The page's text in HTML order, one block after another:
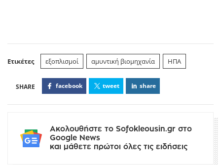
Ετικέτες εξοπλισμοί αμυντική βιομηχανία ΗΠΑ
facebook tweet share
Ακολουθήστε το Sofokleousin.gr στο
Google News
και μάθετε πρώτοι όλες τις ειδήσεις